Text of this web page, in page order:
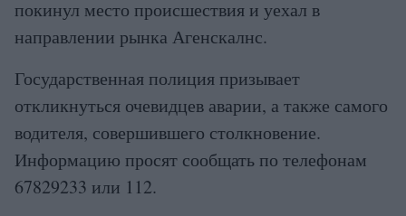
покинул место происшествия и уехал в
направлении рынка Агенскалнс.
Государственная полиция призывает
откликнуться очевидцев аварии, а также самого
водителя, совершившего столкновение.
Информацию просят сообщать по телефонам
67829233 или 112.